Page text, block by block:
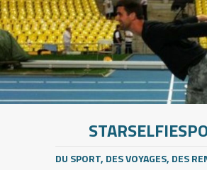
DU SPORT, DES VOYAGES, DES